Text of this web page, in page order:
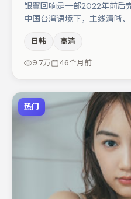
银翼回响是一部2022年前后
中国台湾语境下，主线清晰
和伟在片中承担叙事驱动，
喜剧/悬疑调剂（视场次而定
日韩 高清
9.7万 46个月前
热门